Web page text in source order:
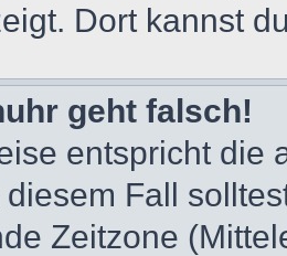
Dort kannst
geht falsch!
entspricht die
Fall
Zeitzone